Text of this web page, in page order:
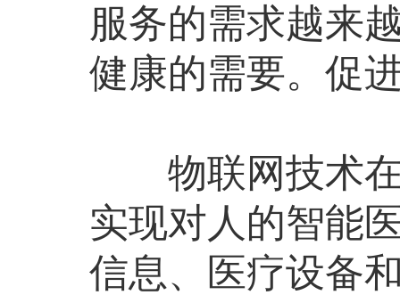
服务的需求越来
健康的需要。促
物联网技术在
实现对人的智能
信息、医疗设备